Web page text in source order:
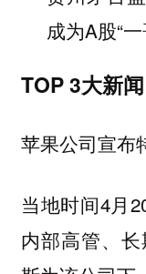
成为A股“一
TOP 3大新闻
苹果公司宣布
当地时间4月
内部高管、